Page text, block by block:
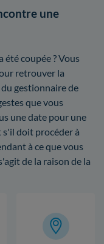
une
coupée ? Vous
retrouver la
gestionnaire de
que vous
une date pour une
doit procéder à
à ce que vous
de la raison de la